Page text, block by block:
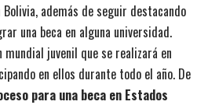
además de seguir destacando
una beca en alguna universidad.
mundial juvenil que se realizará en
en ellos durante todo el año. De
para una beca en Estados